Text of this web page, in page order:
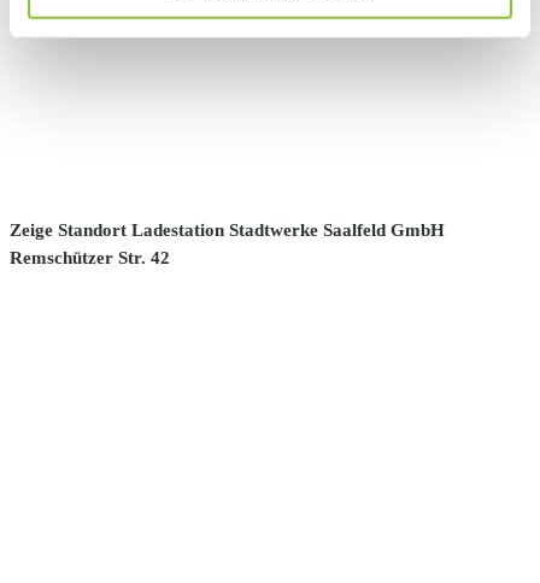
Zeige Standort Ladestation Stadtwerke Saalfeld GmbH
Remschützer Str. 42